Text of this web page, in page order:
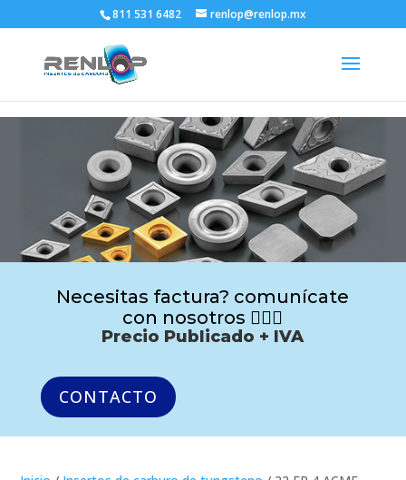
811 531 6482 renlop@renlop.mx
Necesitas factura? comunícate
con nosotros 🙋🏻‍♂️
Precio Publicado + IVA
CONTACTO